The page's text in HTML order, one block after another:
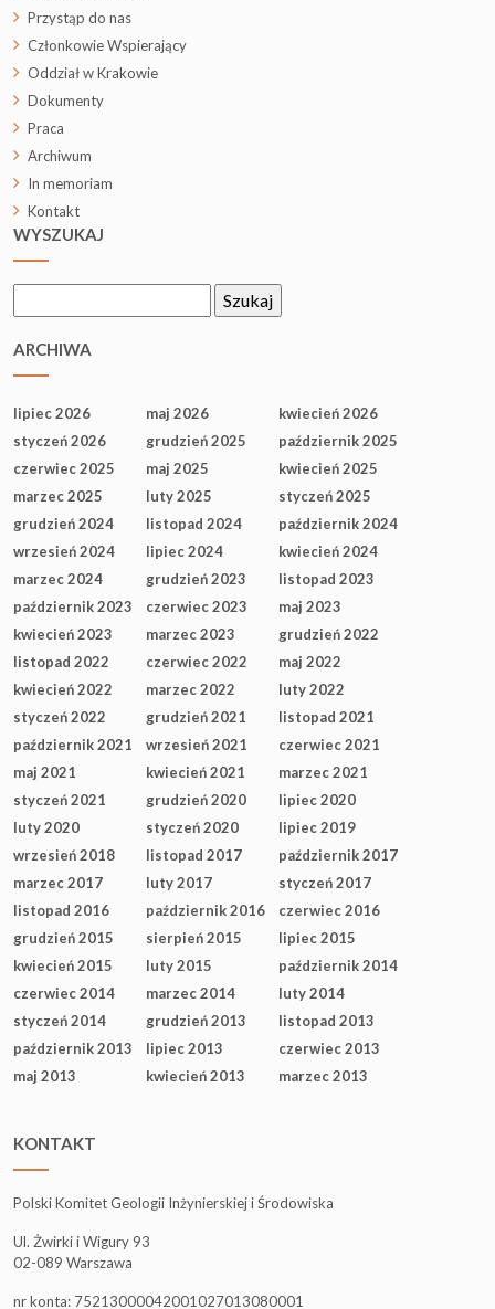
Przystąp do nas
Członkowie Wspierający
Oddział w Krakowie
Dokumenty
Praca
Archiwum
In memoriam
Kontakt
WYSZUKAJ
ARCHIWA
lipiec 2026 maj 2026
kwiecień 2026
styczeń 2026
grudzień 2025
październik 2025
czerwiec 2025
maj 2025
kwiecień 2025
marzec 2025
luty 2025
styczeń 2025
grudzień 2024
listopad 2024
październik 2024
wrzesień 2024
lipiec 2024
kwiecień 2024
marzec 2024
grudzień 2023
listopad 2023
październik 2023
czerwiec 2023
maj 2023
kwiecień 2023
marzec 2023
grudzień 2022
listopad 2022
czerwiec 2022
maj 2022
kwiecień 2022
marzec 2022
luty 2022
styczeń 2022
grudzień 2021
listopad 2021
październik 2021
wrzesień 2021
czerwiec 2021
maj 2021
kwiecień 2021
marzec 2021
styczeń 2021
grudzień 2020
lipiec 2020
luty 2020
styczeń 2020
lipiec 2019
wrzesień 2018
listopad 2017
październik 2017
marzec 2017
luty 2017
styczeń 2017
listopad 2016
październik 2016
czerwiec 2016
grudzień 2015
sierpień 2015
lipiec 2015
kwiecień 2015
luty 2015
październik 2014
czerwiec 2014
marzec 2014
luty 2014
styczeń 2014
grudzień 2013
listopad 2013
październik 2013
lipiec 2013
czerwiec 2013
maj 2013
kwiecień 2013 marzec 2013
KONTAKT
Polski Komitet Geologii Inżynierskiej i Środowiska
Ul. Żwirki i Wigury 93
02-089 Warszawa
nr konta: 75213000042001027013080001